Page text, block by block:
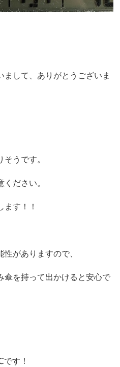
して、ありがとうございま
うです。
ださい。
す！！
がありますので、
傘を持って出かけると安心で
す！